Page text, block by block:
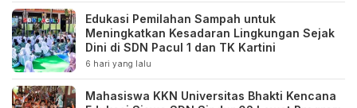
Edukasi Pemilahan Sampah untuk
Meningkatkan Kesadaran Lingkungan Sejak
Dini di SDN Pacul 1 dan TK Kartini
6 hari yang lalu
Mahasiswa KKN Universitas Bhakti Kencana